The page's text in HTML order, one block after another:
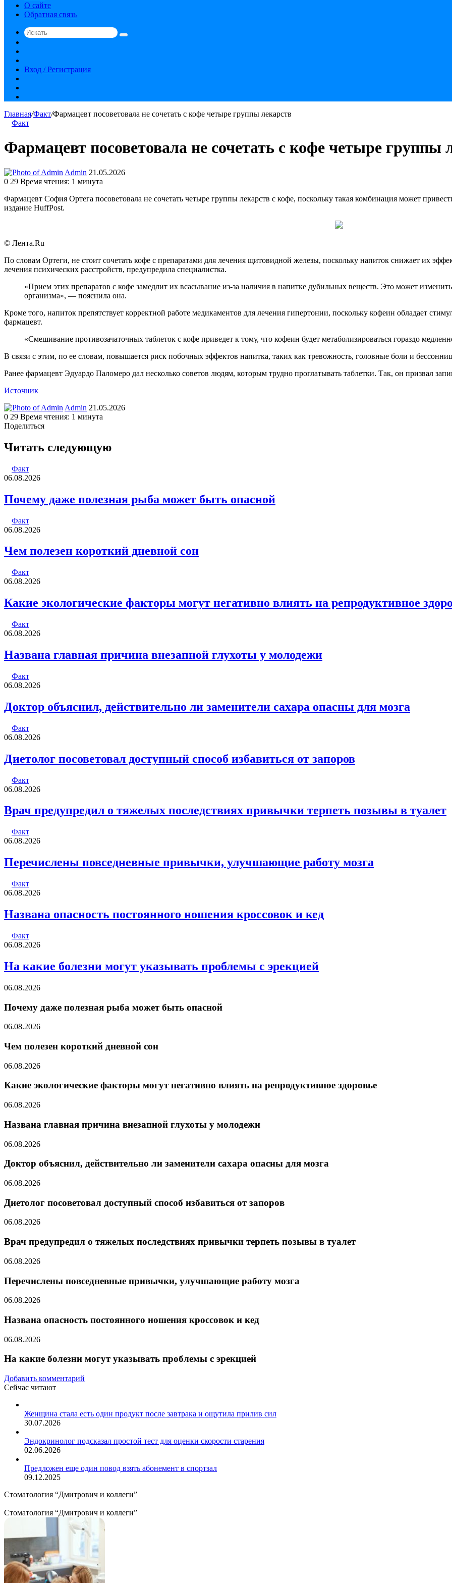
О сайте
Обратная связь
Искать
статья
Вход / Регистрация
Главная/Факт/Фармацевт посоветовала не сочетать с кофе четыре группы лекарств
Факт
Фармацевт посоветовала не сочетать с кофе четыре группы
Admin Send
an
21.05.2026
0 29 Время чтения: 1 минута
Фармацевт София Ортега посоветовала не сочетать четыре группы лекарств с кофе, поскольку такая комбинация может
издание HuffPost.
© Лента.Ru
По словам Ортеги, не стоит сочетать кофе с препаратами для лечения щитовидной железы, поскольку напиток снижает их
лечения психических расстройств, предупредила специалистка.
«Прием этих препаратов с кофе замедлит их всасывание из-за наличия в напитке дубильных веществ. Это может
организма», — пояснила она.
Кроме того, напиток препятствует корректной работе медикаментов для лечения гипертонии, поскольку кофеин обладает
фармацевт.
«Смешивание противозачаточных таблеток с кофе приведет к тому, что кофеин будет метаболизироваться гораздо
В связи с этим, по ее словам, повышается риск побочных эффектов напитка, таких как тревожность, головные боли и
Ранее фармацевт Эдуардо Паломеро дал несколько советов людям, которым трудно проглатывать таблетки. Так, он призвал
Источник
Admin Send
an
21.05.2026
0 29 Время чтения: 1 минута
Поделиться
через
электронную
Читать следующую
Факт
06.08.2026
Почему даже полезная рыба может быть опасной
Факт
06.08.2026
Чем полезен короткий дневной сон
Факт
06.08.2026
Какие экологические факторы могут негативно влиять на репродуктивное
Факт
06.08.2026
Названа главная причина внезапной глухоты у молодежи
Факт
06.08.2026
Доктор объяснил, действительно ли заменители сахара опасны для мозга
Факт
06.08.2026
Диетолог посоветовал доступный способ избавиться от запоров
Факт
06.08.2026
Врач предупредил о тяжелых последствиях привычки терпеть позывы в туалет
Факт
06.08.2026
Перечислены повседневные привычки, улучшающие работу мозга
Факт
06.08.2026
Названа опасность постоянного ношения кроссовок и кед
Факт
06.08.2026
На какие болезни могут указывать проблемы с эрекцией
06.08.2026
Почему даже полезная рыба может быть опасной
06.08.2026
Чем полезен короткий дневной сон
06.08.2026
Какие экологические факторы могут негативно влиять на репродуктивное здоровье
06.08.2026
Названа главная причина внезапной глухоты у молодежи
06.08.2026
Доктор объяснил, действительно ли заменители сахара опасны для мозга
06.08.2026
Диетолог посоветовал доступный способ избавиться от запоров
06.08.2026
Врач предупредил о тяжелых последствиях привычки терпеть позывы в туалет
06.08.2026
Перечислены повседневные привычки, улучшающие работу мозга
06.08.2026
Названа опасность постоянного ношения кроссовок и кед
06.08.2026
На какие болезни могут указывать проблемы с эрекцией
Добавить комментарий
Сейчас читают
Женщина стала есть один продукт после завтрака и ощутила прилив сил
30.07.2026
Эндокринолог подсказал простой тест для оценки скорости старения
02.06.2026
Предложен еще один повод взять абонемент в спортзал
09.12.2025
Стоматология “Дмитрович и коллеги”
Стоматология “Дмитрович и коллеги”